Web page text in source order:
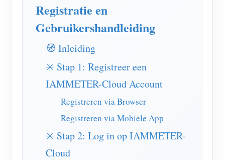
IAMMETER-simulator
Virtuele meter
Energievoorspellings- en simulatiesysteem
Toepassingen
Energiemonitor voor zonne-PV-systemen
Monitor voor elektriciteitsverbruik
PV-verwarmingsregelsysteem
Winkel
Bronnen
Product snelstart
Community
Registratie en
Gebruikershandleiding
🧭 Inleiding
✳️ Stap 1: Registreer een
IAMMETER-Cloud Account
Registreren via Browser
Registreren via Mobiele App
✳️ Stap 2: Log in op IAMMETER-
Cloud